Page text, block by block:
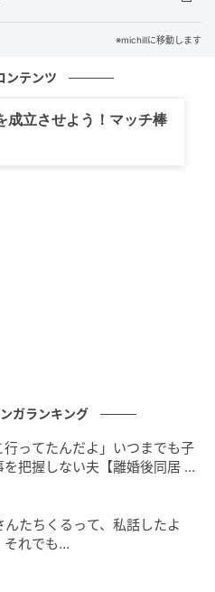
に！食材がふっくら
15mm
※michillに移動します
ンテンツ
成立させよう！マッチ棒
ガランキング
行ってたんだよ」いつまでも子
把握しない夫【離婚後同居 Vo
たちくるって、私話したよ
れでも…